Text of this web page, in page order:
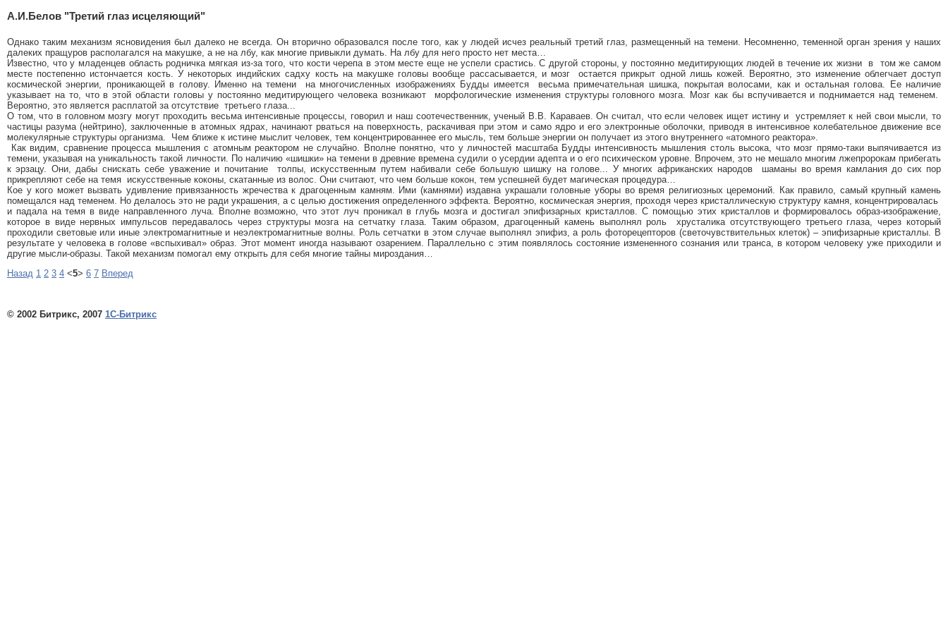
А.И.Белов "Третий глаз исцеляющий"
Однако таким механизм ясновидения был далеко не всегда. Он вторично образовался после того, как у людей исчез реальный третий глаз, размещенный на темени. Несомненно, теменной орган зрения у наших
далеких пращуров располагался на макушке, а не на лбу, как многие привыкли думать. На лбу для него просто нет места…
Известно, что у младенцев область родничка мягкая из-за того, что кости черепа в этом месте еще не успели срастись. С другой стороны, у постоянно медитирующих людей в течение их жизни
в
том же самом
месте постепенно истончается кость. У некоторых индийских садху кость на макушке головы вообще рассасывается, и мозг
остается прикрыт одной лишь кожей. Вероятно, это изменение облегчает доступ
космической энергии, проникающей в голову. Именно на темени
на многочисленных изображениях Будды имеется
весьма примечательная шишка, покрытая волосами, как и остальная голова. Ее наличие
указывает на то, что в этой области головы у постоянно медитирующего человека возникают
морфологические изменения структуры головного мозга. Мозг как бы вспучивается и поднимается над теменем.
Вероятно, это является расплатой за отсутствие третьего глаза...
О том, что в головном мозгу могут проходить весьма интенсивные процессы, говорил и наш соотечественник, ученый В.В. Караваев. Он считал, что если человек ищет истину и
устремляет к ней свои мысли, то
частицы разума (нейтрино), заключенные в атомных ядрах, начинают рваться на поверхность, раскачивая при этом и само ядро и его электронные оболочки, приводя в интенсивное колебательное движение все
молекулярные структуры организма.
Чем ближе к истине мыслит человек, тем концентрированнее его мысль, тем больше энергии он получает из этого внутреннего «атомного реактора».
Как видим, сравнение процесса мышления с атомным реактором не случайно. Вполне понятно, что у личностей масштаба Будды интенсивность мышления столь высока, что мозг прямо-таки выпячивается из
темени, указывая на уникальность такой личности. По наличию «шишки» на темени в древние времена судили о усердии адепта и о его психическом уровне. Впрочем, это не мешало многим лжепророкам прибегать
к эрзацу. Они, дабы снискать себе уважение и почитание
толпы, искусственным путем набивали себе большую шишку на голове... У многих африканских народов
шаманы во время камлания до сих пор
прикрепляют себе на темя искусственные коконы, скатанные из волос. Они считают, что чем больше кокон, тем успешней будет магическая процедура…
Кое у кого может вызвать удивление привязанность жречества к драгоценным камням. Ими (камнями) издавна украшали головные уборы во время религиозных церемоний. Как правило, самый крупный камень
помещался над теменем. Но делалось это не ради украшения, а с целью достижения определенного эффекта. Вероятно, космическая энергия, проходя через кристаллическую структуру камня, концентрировалась
и падала на темя в виде направленного луча. Вполне возможно, что этот луч проникал в глубь мозга и достигал эпифизарных кристаллов. С помощью этих кристаллов и формировалось образ-изображение,
которое в виде нервных импульсов передавалось через структуры мозга на сетчатку глаза. Таким образом, драгоценный камень выполнял роль
хрусталика отсутствующего третьего глаза, через который
проходили световые или иные электромагнитные и неэлектромагнитные волны. Роль сетчатки в этом случае выполнял эпифиз, а роль фоторецепторов (светочувствительных клеток) – эпифизарные кристаллы. В
результате у человека в голове «вспыхивал» образ. Этот момент иногда называют озарением. Параллельно с этим появлялось состояние измененного сознания или транса, в котором человеку уже приходили и
другие мысли-образы. Такой механизм помогал ему открыть для себя многие тайны мироздания…
Назад 1 2 3 4 <5> 6 7 Вперед
© 2002 Битрикс, 2007 1С-Битрикс